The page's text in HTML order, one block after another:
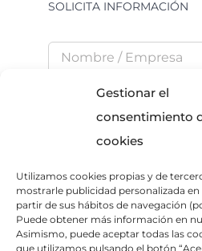
Gestionar el
consentimiento
cookies
Utilizamos cookies propias y de
mostrarle publicidad personalizada
partir de sus hábitos de navegación
Puede obtener más información en
Asimismo, puede aceptar todas las
que utilizamos pulsando el botón
SOLICITA INFORMACIÓN
He leído y acepto laPolítica